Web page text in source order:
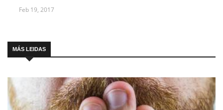
Feb 19, 2017
MÁS LEIDAS